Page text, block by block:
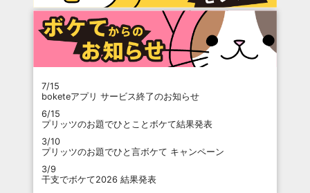
7/15
boketeアプリ サービス終了のお知らせ
6/15
プリッツのお題でひとことボケて結果発表
3/10
プリッツのお題でひと言ボケて キャンペーン
3/9
干支でボケて2026 結果発表